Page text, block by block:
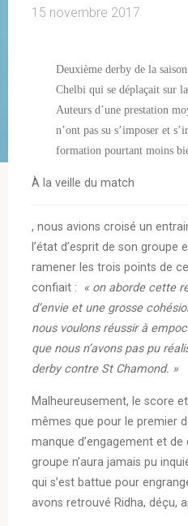
15 novembre 2017
Deuxième derby de la
Chelbi qui se déplaçait sur
Auteurs d’une prestation
n’ont pas su s’imposer et
formation pourtant moins
À la veille du match
, nous avions croisé un
l’état d’esprit de son
ramener les trois points de
confiait : « on aborde cette
d’envie et une grosse
nous voulons réussir à
que nous n’avons pas pu
derby contre St Chamond. »
Malheureusement, le score
mêmes que pour le premier
manque d’engagement et de
groupe n’aura jamais pu
qui s’est battue pour
avons retrouvé Ridha, déçu,